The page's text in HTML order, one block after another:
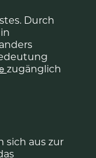
Durch
zugänglich
sich aus zur